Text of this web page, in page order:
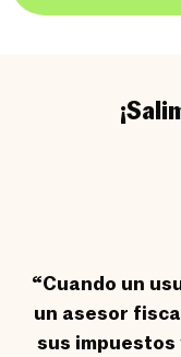
“Cuando un
un asesor
sus